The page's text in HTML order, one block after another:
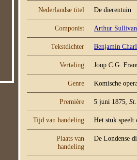
Nederlandse titel De dierentuin
Componist Arthur Sullivan
Tekstdichter Benjamin
Vertaling Joop C.G.
Genre Komische
Première 5 juni 1875,
Tijd van handeling Het stuk speelt
Plaats van
handeling
De Londense